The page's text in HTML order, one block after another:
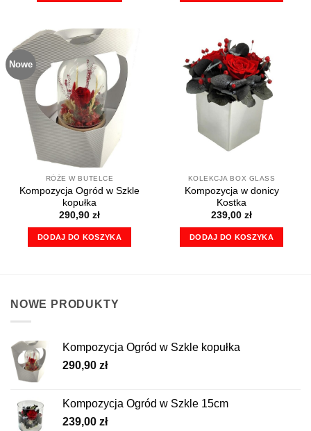
ma
wiele
wariantów.
Opcje
można
wybrać
na
stronie
produktu
Nowe
RÓŻE W BUTELCE
Kompozycja Ogród w Szkle
kopułka
290,90 zł
DODAJ DO KOSZYKA
KOLEKCJA BOX GLASS
Kompozycja w donicy
Kostka
239,00 zł
DODAJ DO KOSZYKA
NOWE PRODUKTY
Kompozycja Ogród w Szkle kopułka
290,90 zł
Kompozycja Ogród w Szkle 15cm
239,00 zł